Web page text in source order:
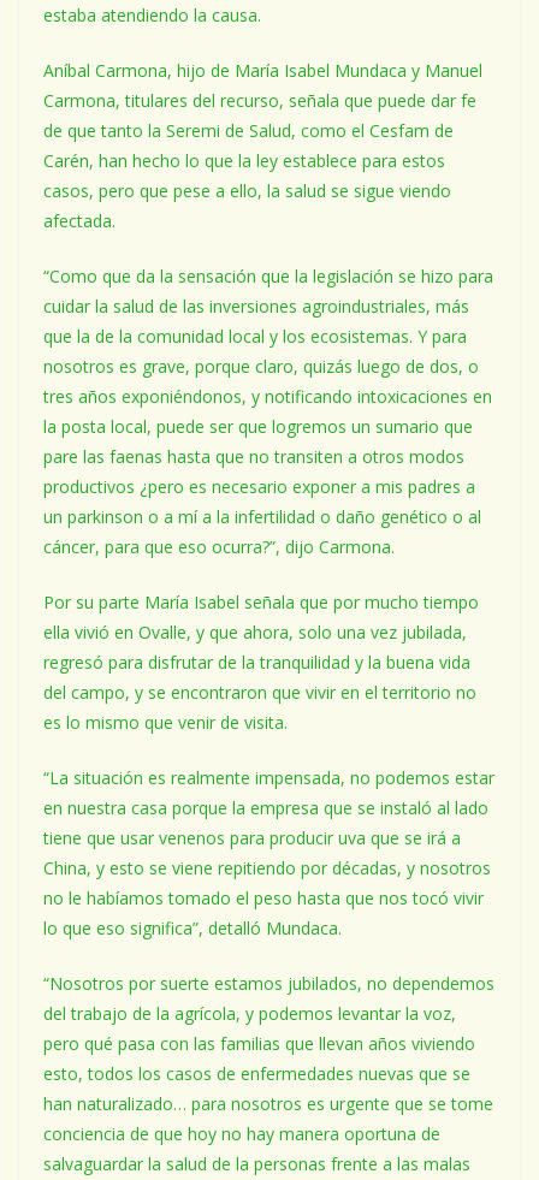
estaba atendiendo la causa.
Aníbal Carmona, hijo de María Isabel Mundaca y Manuel
Carmona, titulares del recurso, señala que puede dar fe
de que tanto la Seremi de Salud, como el Cesfam de
Carén, han hecho lo que la ley establece para estos
casos, pero que pese a ello, la salud se sigue viendo
afectada.
“Como que da la sensación que la legislación se hizo para
cuidar la salud de las inversiones agroindustriales, más
que la de la comunidad local y los ecosistemas. Y para
nosotros es grave, porque claro, quizás luego de dos, o
tres años exponiéndonos, y notificando intoxicaciones en
la posta local, puede ser que logremos un sumario que
pare las faenas hasta que no transiten a otros modos
productivos ¿pero es necesario exponer a mis padres a
un parkinson o a mí a la infertilidad o daño genético o al
cáncer, para que eso ocurra?”, dijo Carmona.
Por su parte María Isabel señala que por mucho tiempo
ella vivió en Ovalle, y que ahora, solo una vez jubilada,
regresó para disfrutar de la tranquilidad y la buena vida
del campo, y se encontraron que vivir en el territorio no
es lo mismo que venir de visita.
“La situación es realmente impensada, no podemos estar
en nuestra casa porque la empresa que se instaló al lado
tiene que usar venenos para producir uva que se irá a
China, y esto se viene repitiendo por décadas, y nosotros
no le habíamos tomado el peso hasta que nos tocó vivir
lo que eso significa”, detalló Mundaca.
“Nosotros por suerte estamos jubilados, no dependemos
del trabajo de la agrícola, y podemos levantar la voz,
pero qué pasa con las familias que llevan años viviendo
esto, todos los casos de enfermedades nuevas que se
han naturalizado… para nosotros es urgente que se tome
conciencia de que hoy no hay manera oportuna de
salvaguardar la salud de la personas frente a las malas